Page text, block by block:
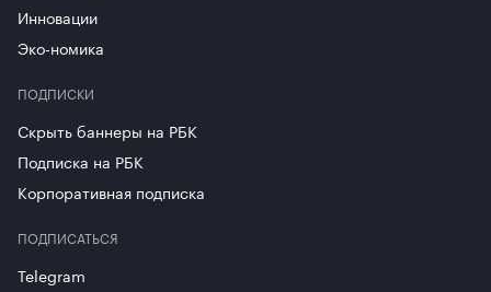
Инновации
Эко-номика
ПОДПИСКИ
Скрыть баннеры на РБК
Подписка на РБК
Корпоративная подписка
ПОДПИСАТЬСЯ
Telegram